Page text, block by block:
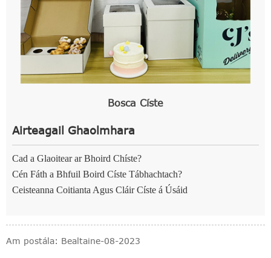
Bosca Císte
Airteagail Ghaolmhara
Cad a Glaoitear ar Bhoird Chíste?
Cén Fáth a Bhfuil Boird Císte Tábhachtach?
Ceisteanna Coitianta Agus Cláir Císte á Úsáid
Am postála: Bealtaine-08-2023